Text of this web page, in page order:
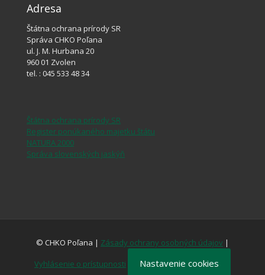
Adresa
Štátna ochrana prírody SR
Správa CHKO Poľana
ul. J. M. Hurbana 20
960 01 Zvolen
tel. : 045 533 48 34
Štátna ochrana prírody SR
Register ponúkaného majetku štátu
NATURA 2000
Správa slovenských jaskýň
© CHKO Poľana | Zásady ochrany osobných údajov |
Vyhlásenie o prístupnosti
Nastavenie cookies